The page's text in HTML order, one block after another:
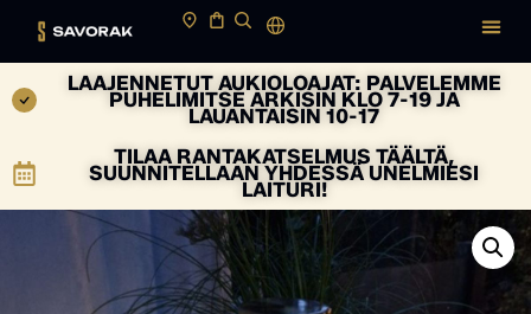
LAAJENNETUT AUKIOLOAJAT: PALVELEMME
PUHELIMITSE ARKISIN KLO 7-19 JA
LAUANTAISIN 10-17
TILAA RANTAKATSELMUS TÄÄLTÄ,
SUUNNITELLAAN YHDESSÄ UNELMIESI
LAITURI!